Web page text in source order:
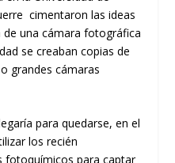
cimentaron las ideas
una cámara fotográfica
se creaban copias de
grandes cámaras
para quedarse, en el
los recién
fotoquímicos para captar